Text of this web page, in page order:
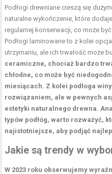
Podłogi drewniane cieszą się
naturalne wykończenie, które
regularnej konserwacji, co może
Podłogi laminowane to z kolei
utrzymaniu, ale ich trwałość może
ceramiczne, chociaż bardzo
chłodne, co może być
miesiącach. Z kolei podłoga
rozwiązaniem, ale w pewnych
estetyki naturalnego drewna.
typów podłóg, warto rozważyć,
najistotniejsze, aby podjąć
Jakie są trendy w
W 2023 roku obserwujemy